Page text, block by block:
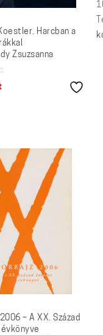
Harcban a
Zsuzsanna
– A XX. Század